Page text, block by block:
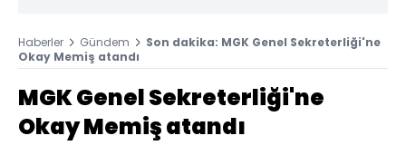
Haberler Gündem
Son dakika: MGK Genel Sekreterliği'ne
Okay Memiş atandı
MGK Genel Sekreterliği'ne
Okay Memiş atandı